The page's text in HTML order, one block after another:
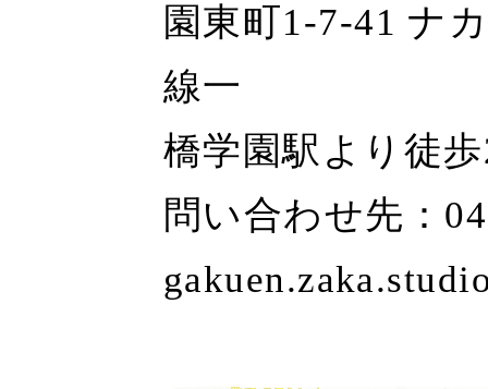
園東町1-7-41 ナ
線一
橋学園駅より徒
問い合わせ先：